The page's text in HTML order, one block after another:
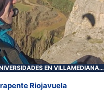
EN VILLAMEDIANA
Riojavuela